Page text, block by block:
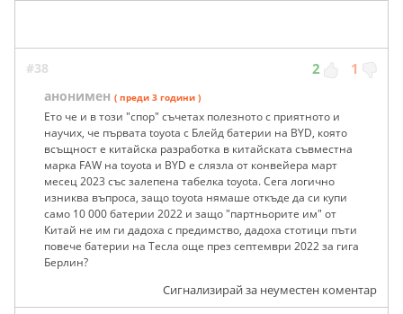
#38 2 1
анонимен ( преди 3 години )
Ето че и в този "спор" съчетах полезното с приятното и
научих, че първата toyota с Блейд батерии на BYD, която
всъщност е китайска разработка в китайската съвместна
марка FAW на toyota и BYD е слязла от конвейера март
месец 2023 със залепена табелка toyota. Сега логично
изниква въпроса, защо toyota нямаше откъде да си купи
само 10 000 батерии 2022 и защо "партньорите им" от
Китай не им ги дадоха с предимство, дадоха стотици пъти
повече батерии на Тесла още през септември 2022 за гига
Берлин?
Сигнализирай за неуместен коментар